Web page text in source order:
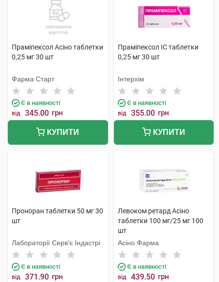
Праміпексол Асіно таблетки
0,25 мг 30 шт
Фарма Старт
Є в наявності
від 345.00 грн
КУПИТИ
Праміпексол IC таблетки
0,25 мг 30 шт
Інтерхім
Є в наявності
від 355.00 грн
КУПИТИ
Проноран таблетки 50 мг 30
шт
Лабораторії Серв'є Індастрі
Є в наявності
від 371.90 грн
Левоком ретард Асіно
таблетки 100 мг/25 мг 100
шт
Асіно Фарма
Є в наявності
від 439.50 грн